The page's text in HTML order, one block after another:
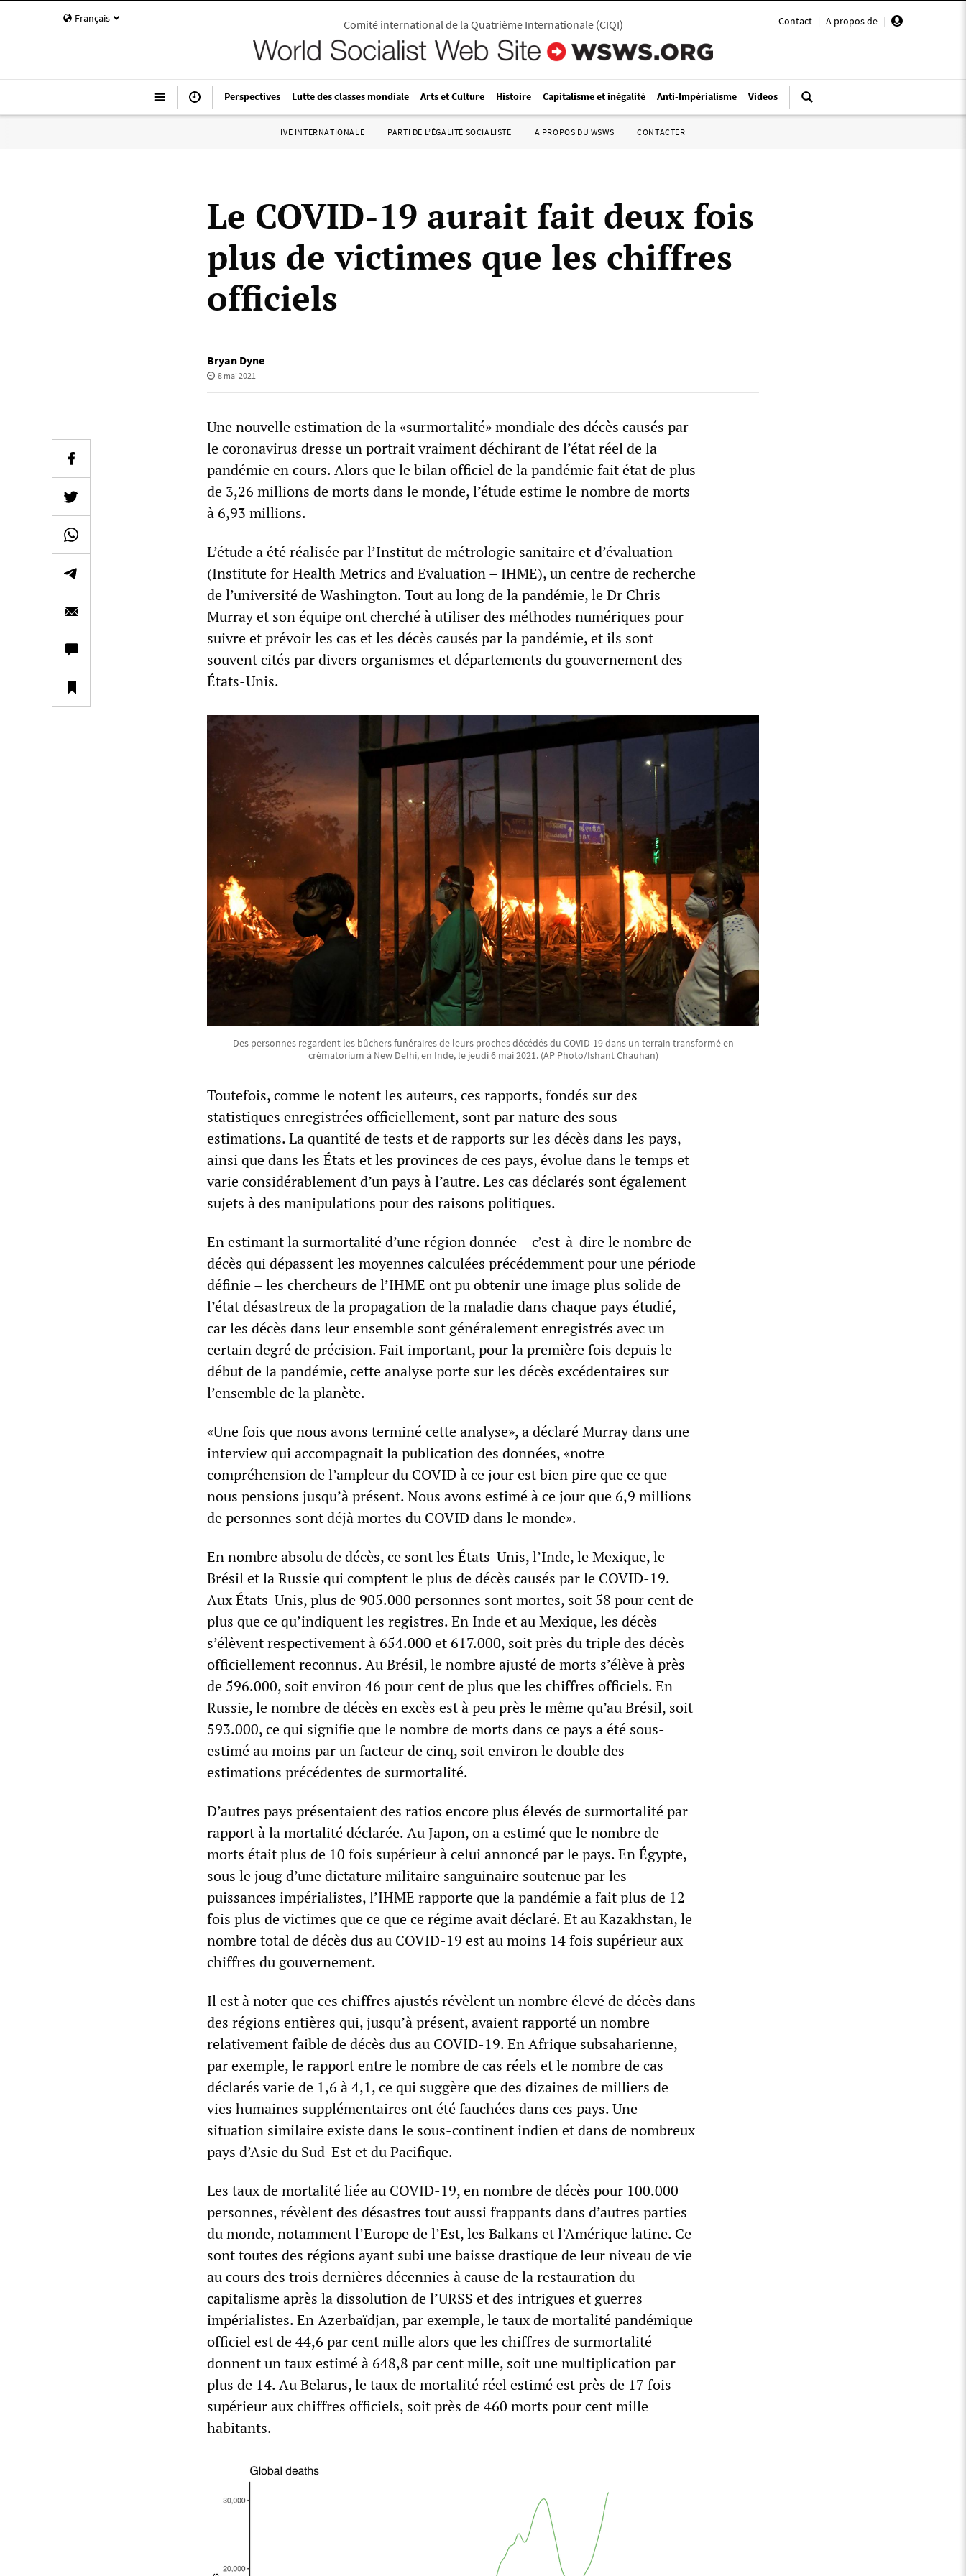
Français Contact | A propos de |
Comité international de la Quatrième Internationale(CIQI)
Perspectives Lutte des classes mondiale Arts et Culture Histoire Capitalisme et inégalité Anti-Impérialisme Videos
IVE INTERNATIONALE PARTI DE L’ÉGALITÉ SOCIALISTE A PROPOS DU WSWS CONTACTER
Le COVID-19 aurait fait deux fois
plus de victimes que les chiffres
officiels
Bryan Dyne
8 mai 2021
Une nouvelle estimation de la «surmortalité» mondiale des décès causés par
le coronavirus dresse un portrait vraiment déchirant de l’état réel de la
pandémie en cours. Alors que le bilan officiel de la pandémie fait état de plus
de 3,26 millions de morts dans le monde, l’étude estime le nombre de morts
à 6,93 millions.
L’étude a été réalisée par l’Institut de métrologie sanitaire et d’évaluation
(Institute for Health Metrics and Evaluation – IHME), un centre de recherche
de l’université de Washington. Tout au long de la pandémie, le Dr Chris
Murray et son équipe ont cherché à utiliser des méthodes numériques pour
suivre et prévoir les cas et les décès causés par la pandémie, et ils sont
souvent cités par divers organismes et départements du gouvernement des
États-Unis.
Des personnes regardent les bûchers funéraires de leurs proches décédés du COVID-19 dans un terrain transformé en
crématorium à New Delhi, en Inde, le jeudi 6 mai 2021. (AP Photo/Ishant Chauhan)
Toutefois, comme le notent les auteurs, ces rapports, fondés sur des
statistiques enregistrées officiellement, sont par nature des sous-
estimations. La quantité de tests et de rapports sur les décès dans les pays,
ainsi que dans les États et les provinces de ces pays, évolue dans le temps et
varie considérablement d’un pays à l’autre. Les cas déclarés sont également
sujets à des manipulations pour des raisons politiques.
En estimant la surmortalité d’une région donnée – c’est-à-dire le nombre de
décès qui dépassent les moyennes calculées précédemment pour une période
définie – les chercheurs de l’IHME ont pu obtenir une image plus solide de
l’état désastreux de la propagation de la maladie dans chaque pays étudié,
car les décès dans leur ensemble sont généralement enregistrés avec un
certain degré de précision. Fait important, pour la première fois depuis le
début de la pandémie, cette analyse porte sur les décès excédentaires sur
l’ensemble de la planète.
«Une fois que nous avons terminé cette analyse», a déclaré Murray dans une
interview qui accompagnait la publication des données, «notre
compréhension de l’ampleur du COVID à ce jour est bien pire que ce que
nous pensions jusqu’à présent. Nous avons estimé à ce jour que 6,9 millions
de personnes sont déjà mortes du COVID dans le monde».
En nombre absolu de décès, ce sont les États-Unis, l’Inde, le Mexique, le
Brésil et la Russie qui comptent le plus de décès causés par le COVID-19.
Aux États-Unis, plus de 905.000 personnes sont mortes, soit 58 pour cent de
plus que ce qu’indiquent les registres. En Inde et au Mexique, les décès
s’élèvent respectivement à 654.000 et 617.000, soit près du triple des décès
officiellement reconnus. Au Brésil, le nombre ajusté de morts s’élève à près
de 596.000, soit environ 46 pour cent de plus que les chiffres officiels. En
Russie, le nombre de décès en excès est à peu près le même qu’au Brésil, soit
593.000, ce qui signifie que le nombre de morts dans ce pays a été sous-
estimé au moins par un facteur de cinq, soit environ le double des
estimations précédentes de surmortalité.
D’autres pays présentaient des ratios encore plus élevés de surmortalité par
rapport à la mortalité déclarée. Au Japon, on a estimé que le nombre de
morts était plus de 10 fois supérieur à celui annoncé par le pays. En Égypte,
sous le joug d’une dictature militaire sanguinaire soutenue par les
puissances impérialistes, l’IHME rapporte que la pandémie a fait plus de 12
fois plus de victimes que ce que ce régime avait déclaré. Et au Kazakhstan, le
nombre total de décès dus au COVID-19 est au moins 14 fois supérieur aux
chiffres du gouvernement.
Il est à noter que ces chiffres ajustés révèlent un nombre élevé de décès dans
des régions entières qui, jusqu’à présent, avaient rapporté un nombre
relativement faible de décès dus au COVID-19. En Afrique subsaharienne,
par exemple, le rapport entre le nombre de cas réels et le nombre de cas
déclarés varie de 1,6 à 4,1, ce qui suggère que des dizaines de milliers de
vies humaines supplémentaires ont été fauchées dans ces pays. Une
situation similaire existe dans le sous-continent indien et dans de nombreux
pays d’Asie du Sud-Est et du Pacifique.
Les taux de mortalité liée au COVID-19, en nombre de décès pour 100.000
personnes, révèlent des désastres tout aussi frappants dans d’autres parties
du monde, notamment l’Europe de l’Est, les Balkans et l’Amérique latine. Ce
sont toutes des régions ayant subi une baisse drastique de leur niveau de vie
au cours des trois dernières décennies à cause de la restauration du
capitalisme après la dissolution de l’URSS et des intrigues et guerres
impérialistes. En Azerbaïdjan, par exemple, le taux de mortalité pandémique
officiel est de 44,6 par cent mille alors que les chiffres de surmortalité
donnent un taux estimé à 648,8 par cent mille, soit une multiplication par
plus de 14. Au Belarus, le taux de mortalité réel estimé est près de 17 fois
supérieur aux chiffres officiels, soit près de 460 morts pour cent mille
habitants.